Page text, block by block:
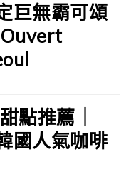
巨無霸可頌
Ouvert
點推薦｜
國人氣咖啡